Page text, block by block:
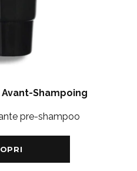
Shampoing
pre-shampoo